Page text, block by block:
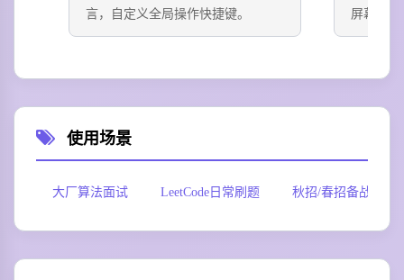
言，自定义全局操作快捷键。
屏幕上
使用场景
大厂算法面试 LeetCode日常刷题 秋招/春招备战